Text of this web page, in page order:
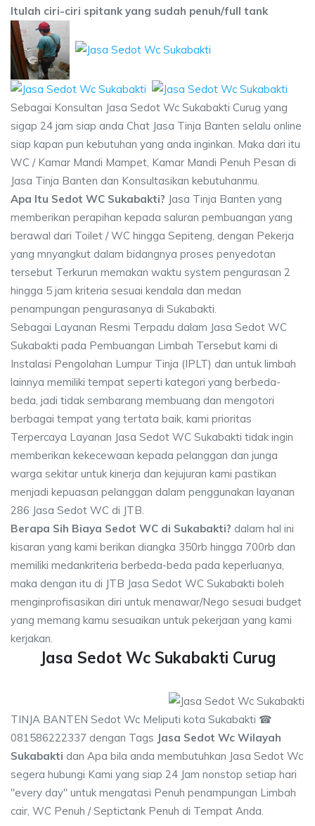
Itulah ciri-ciri spitank yang sudah penuh/full tank
Sebagai Konsultan Jasa Sedot Wc Sukabakti Curug yang
sigap 24 jam siap anda Chat Jasa Tinja Banten selalu online
siap kapan pun kebutuhan yang anda inginkan. Maka dari itu
WC / Kamar Mandi Mampet, Kamar Mandi Penuh Pesan di
Jasa Tinja Banten dan Konsultasikan kebutuhanmu.
Apa Itu Sedot WC Sukabakti? Jasa Tinja Banten yang
memberikan perapihan kepada saluran pembuangan yang
berawal dari Toilet / WC hingga Sepiteng, dengan Pekerja
yang mnyangkut dalam bidangnya proses penyedotan
tersebut Terkurun memakan waktu system pengurasan 2
hingga 5 jam kriteria sesuai kendala dan medan
penampungan pengurasanya di Sukabakti.
Sebagai Layanan Resmi Terpadu dalam Jasa Sedot WC
Sukabakti pada Pembuangan Limbah Tersebut kami di
Instalasi Pengolahan Lumpur Tinja (IPLT) dan untuk limbah
lainnya memiliki tempat seperti kategori yang berbeda-
beda, jadi tidak sembarang membuang dan mengotori
berbagai tempat yang tertata baik, kami prioritas
Terpercaya Layanan Jasa Sedot WC Sukabakti tidak ingin
memberikan kekecewaan kepada pelanggan dan junga
warga sekitar untuk kinerja dan kejujuran kami pastikan
menjadi kepuasan pelanggan dalam penggunakan layanan
286 Jasa Sedot WC di JTB.
Berapa Sih Biaya Sedot WC di Sukabakti? dalam hal ini
kisaran yang kami berikan diangka 350rb hingga 700rb dan
memiliki medankriteria berbeda-beda pada keperluanya,
maka dengan itu di JTB Jasa Sedot WC Sukabakti boleh
menginprofisasikan diri untuk menawar/Nego sesuai budget
yang memang kamu sesuaikan untuk pekerjaan yang kami
kerjakan.
Jasa Sedot Wc Sukabakti Curug
TINJA BANTEN Sedot Wc Meliputi kota Sukabakti ☎
081586222337 dengan Tags Jasa Sedot Wc Wilayah
Sukabakti dan Apa bila anda membutuhkan Jasa Sedot Wc
segera hubungi Kami yang siap 24 Jam nonstop setiap hari
"every day" untuk mengatasi Penuh penampungan Limbah
cair, WC Penuh / Septictank Penuh di Tempat Anda.